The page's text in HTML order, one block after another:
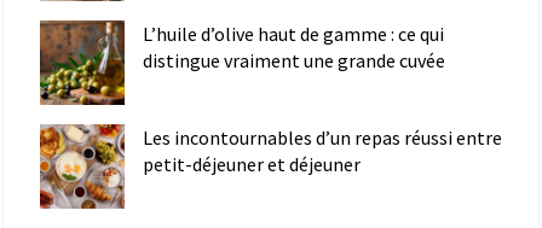
L’huile d’olive haut de gamme : ce qui
distingue vraiment une grande cuvée
Les incontournables d’un repas réussi entre
petit-déjeuner et déjeuner